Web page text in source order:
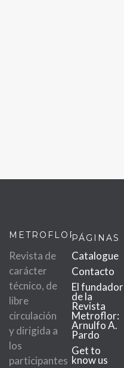
METROFLOR
Revista de
carácter
técnico, de
libre
circulación
y dirigida a
los
participantes
PÁGINAS
Catalogue
Contacto
El fundador
de la
Revista
Metroflor:
Arnulfo A.
Pardo
Get to
know us